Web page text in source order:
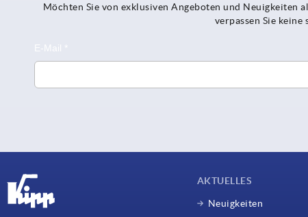
Möchten Sie von exklusiven Angeboten und Neuigkeiten
verpassen Sie
AKTUELLES
Neuigkeiten